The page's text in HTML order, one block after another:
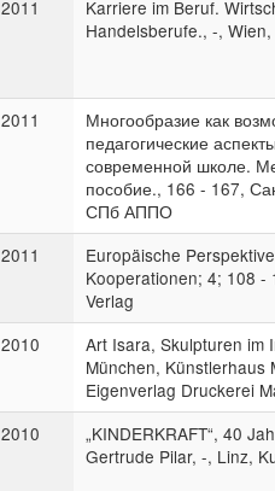
2011
Karriere im Beruf.
Handelsberufe., -,
2011
Многообразие как
педагогические
современной школе.
пособие., 166 - 167,
СПб АППО
2011
Europäische
Kooperationen; 4; 108 -
Verlag
2010
Art Isara, Skulpturen im
München, Künstlerhaus
Eigenverlag Druckerei
2010
„KINDERKRAFT“, 40
Gertrude Pilar, -, Linz,